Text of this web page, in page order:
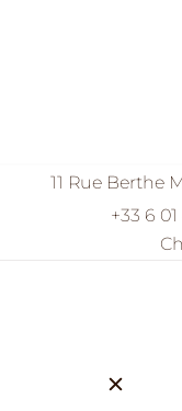
11 Rue Berthe
+33 6